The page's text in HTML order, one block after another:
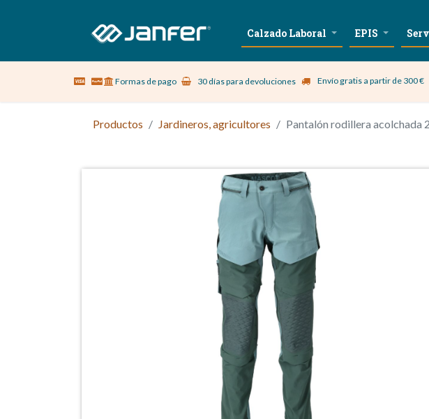
Sobre nosotros Vestuario Laboral Calzado Laboral EPIS
Formas de pago 30 días para devoluciones Envío gratis a partir de 300 €
Productos Jardineros, agricultores Pantalón rodillera acolchada